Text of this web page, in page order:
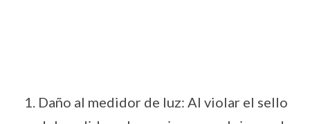
Daño al medidor de luz: Al violar el sello